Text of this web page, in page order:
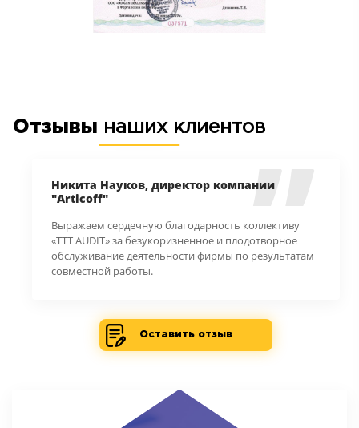
Отзывы наших клиентов
Никита Науков, директор компании
"Articoff"
Выражаем сердечную благодарность коллективу
«TTT AUDIT» за безукоризненное и плодотворное
обслуживание деятельности фирмы по результатам
совместной работы.
Оставить отзыв